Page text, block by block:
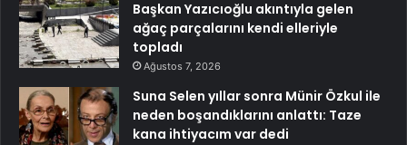
Başkan Yazıcıoğlu akıntıyla gelen
ağaç parçalarını kendi elleriyle
topladı
Ağustos 7, 2026
Suna Selen yıllar sonra Münir Özkul ile
neden boşandıklarını anlattı: Taze
kana ihtiyacım var dedi